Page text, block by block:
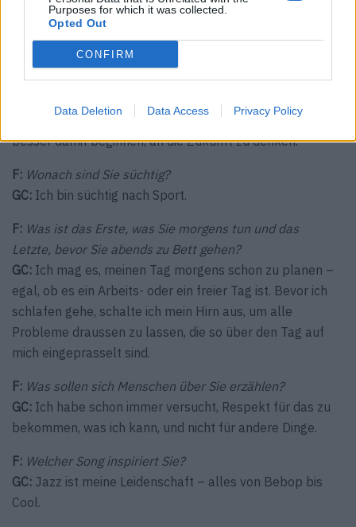
Purposes for which it was collected.
Opted Out
CONFIRM
Data Deletion Data Access Privacy Policy
schwierigen Zeiten in der Lage sind, innovative Ideen und
erfolgreiche Unternehmen aufzubauen. Ich glaube an die
neuen Generationen.
Worüber machen Sie sich zu viele Gedanken, und
Ich denke wohl zu sehr über heute nach und sollte
besser damit beginnen, an die Zukunft zu denken.
F: Wonach sind Sie süchtig?
GC: Ich bin süchtig nach Sport.
F: Was ist das Erste, was Sie morgens tun und das
Letzte, bevor Sie abends zu Bett gehen?
GC: Ich mag es, meinen Tag morgens schon zu planen –
egal, ob es ein Arbeits- oder ein freier Tag ist. Bevor ich
schlafen gehe, schalte ich mein Hirn aus, um alle
Probleme draussen zu lassen, die so über den Tag auf
mich eingeprasselt sind.
F: Was sollen sich Menschen über Sie erzählen?
GC: Ich habe schon immer versucht, Respekt für das zu
bekommen, was ich kann, und nicht für andere Dinge.
F: Welcher Song inspiriert Sie?
GC: Jazz ist meine Leidenschaft – alles von Bebop bis
Cool.